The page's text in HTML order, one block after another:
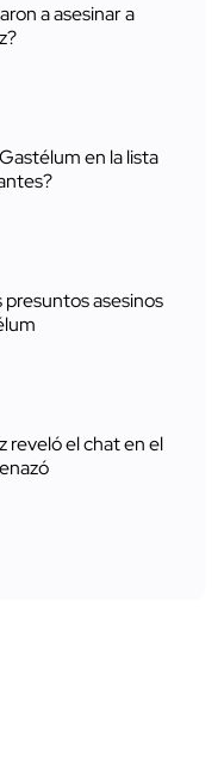
a asesinar a
en la lista
asesinos
reveló el chat en el